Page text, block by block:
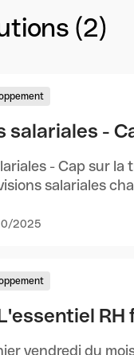
(2)
salariales -
- Cap sur
salariales
2025
vendredi du